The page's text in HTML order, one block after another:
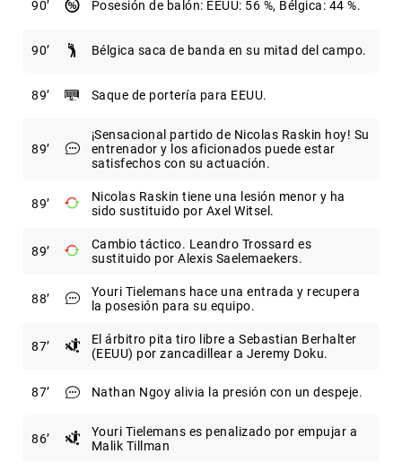
90 Posesión de balón: EEUU: 56 %, Bélgica: 44 %.
90 Bélgica saca de banda en su mitad del campo.
89 Saque de portería para EEUU.
89
¡Sensacional partido de Nicolas Raskin hoy! Su
entrenador y los aficionados puede estar
satisfechos con su actuación.
89
Nicolas Raskin tiene una lesión menor y ha
sido sustituido por Axel Witsel.
89
Cambio táctico. Leandro Trossard es
sustituido por Alexis Saelemaekers.
88
Youri Tielemans hace una entrada y recupera
la posesión para su equipo.
87
El árbitro pita tiro libre a Sebastian Berhalter
(EEUU) por zancadillear a Jeremy Doku.
87 Nathan Ngoy alivia la presión con un despeje.
86
Youri Tielemans es penalizado por empujar a
Malik Tillman